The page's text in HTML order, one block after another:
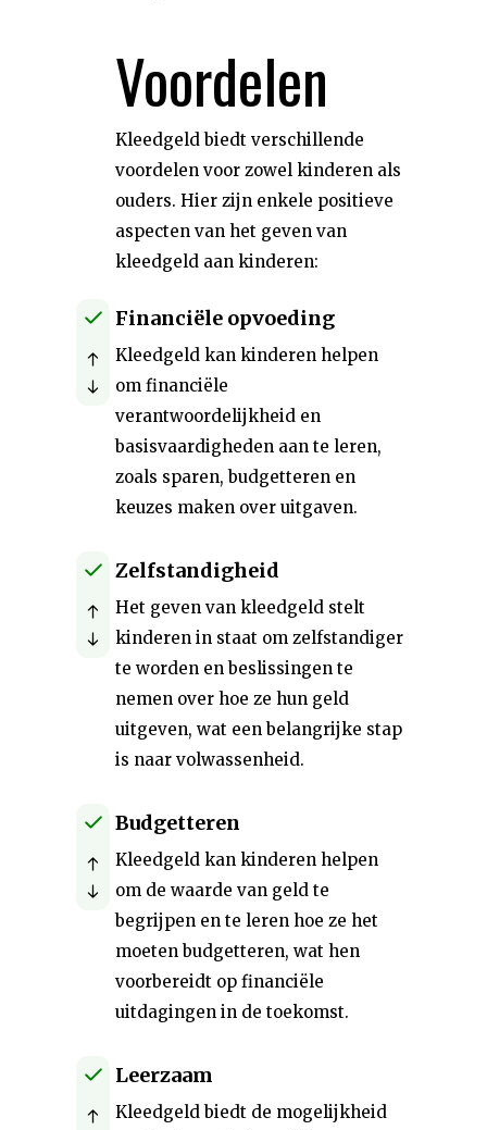
Voordelen
Kleedgeld biedt verschillende
voordelen voor zowel kinderen als
ouders. Hier zijn enkele positieve
aspecten van het geven van
kleedgeld aan kinderen:
Financiële opvoeding
Kleedgeld kan kinderen helpen
om financiële
verantwoordelijkheid en
basisvaardigheden aan te leren,
zoals sparen, budgetteren en
keuzes maken over uitgaven.
Zelfstandigheid
Het geven van kleedgeld stelt
kinderen in staat om zelfstandiger
te worden en beslissingen te
nemen over hoe ze hun geld
uitgeven, wat een belangrijke stap
is naar volwassenheid.
Budgetteren
Kleedgeld kan kinderen helpen
om de waarde van geld te
begrijpen en te leren hoe ze het
moeten budgetteren, wat hen
voorbereidt op financiële
uitdagingen in de toekomst.
Leerzaam
Kleedgeld biedt de mogelijkheid